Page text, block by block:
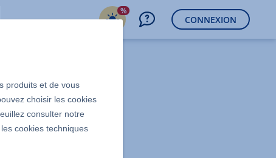
%
CONNEXION
produits et de vous
choisir les cookies
consulter notre
, les cookies techniques